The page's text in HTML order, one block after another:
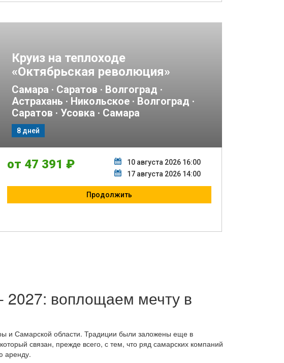
2027: воплощаем мечту в
и Самарской области. Традиции были заложены еще в
связан, прежде всего, с тем, что ряд самарских компаний
аренду.